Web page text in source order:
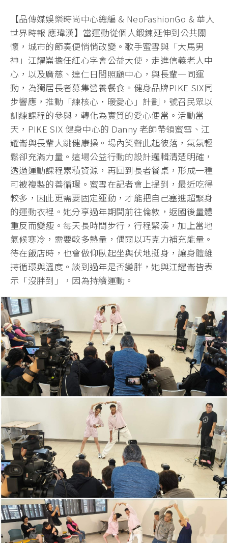
【品傳媒娛樂時尚中心總編 & NeoFashionGo & 華人
世界時報 應瑋漢】當運動從個人鍛鍊延伸到公共關
懷，城市的節奏便悄悄改變。歌手蜜雪與「大馬男
神」江耀崙擔任紅心字會公益大使， 走進信義老人中
心，以及廣慈、達仁日間照顧中心， 與長輩一同運
動，為獨居長者募集營養餐食。健身品牌PIKE SIX同
步響應，推動「練核心·暖愛心」計劃， 號召民眾以
訓練課程的參與，轉化為實質的愛心便當。活動當
天， PIKE SIX 健身中心的 Danny 老師帶領蜜雪、江
耀崙與長輩大跳健康操。場內笑聲此起彼落， 氣氛輕
鬆卻充滿力量。這場公益行動的設計邏輯清楚明確，
透過運動課程累積資源，再回到長者餐桌，形成一種
可被複製的善循環。蜜雪在記者會上提到，最近吃得
較多， 因此更需要固定運動，才能把自己塞進超緊身
的運動衣裡。她分享過年期間前往倫敦，返國後量體
重反而變瘦。每天長時間步行，行程緊湊，加上當地
氣候寒冷，需要較多熱量， 偶爾以巧克力補充能量。
待在飯店時，也會做仰臥起坐與伏地挺身，讓身體維
持循環與溫度。談到過年是否變胖，她與江耀崙皆表
示「沒胖到」，因為持續運動。